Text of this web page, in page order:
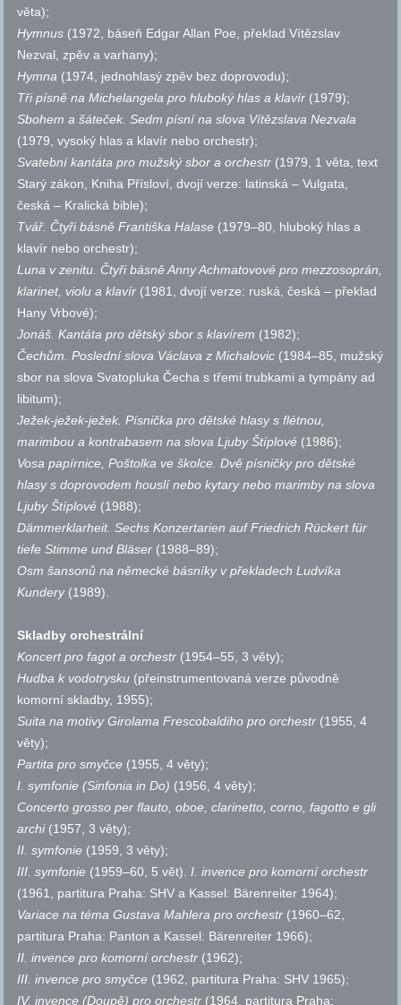
věta);
Hymnus (1972, báseň Edgar Allan Poe, překlad Vítězslav
Nezval, zpěv a varhany);
Hymna (1974, jednohlasý zpěv bez doprovodu);
Tři písně na Michelangela pro hluboký hlas a klavír (1979);
Sbohem a šáteček. Sedm písní na slova Vítězslava Nezvala
(1979, vysoký hlas a klavír nebo orchestr);
Svatební kantáta pro mužský sbor a orchestr (1979, 1 věta, text
Starý zákon, Kniha Přísloví, dvojí verze: latinská – Vulgata,
česká – Kralická bible);
Tvář. Čtyři básně Františka Halase (1979–80, hluboký hlas a
klavír nebo orchestr);
Luna v zenitu. Čtyři básně Anny Achmatovové pro mezzosoprán,
klarinet, violu a klavír (1981, dvojí verze: ruská, česká – překlad
Hany Vrbové);
Jonáš. Kantáta pro dětský sbor s klavírem (1982);
Čechům. Poslední slova Václava z Michalovic (1984–85, mužský
sbor na slova Svatopluka Čecha s třemi trubkami a tympány ad
libitum);
Ježek-ježek-ježek. Písnička pro dětské hlasy s flétnou,
marimbou a kontrabasem na slova Ljuby Štíplové (1986);
Vosa papírnice, Poštolka ve školce. Dvě písničky pro dětské
hlasy s doprovodem houslí nebo kytary nebo marimby na slova
Ljuby Štíplové (1988);
Dämmerklarheit. Sechs Konzertarien auf Friedrich Rückert für
tiefe Stimme und Bläser (1988–89);
Osm šansonů na německé básníky v překladech Ludvíka
Kundery (1989).
Skladby orchestrální
Koncert pro fagot a orchestr (1954–55, 3 věty);
Hudba k vodotrysku (přeinstrumentovaná verze původně
komorní skladby, 1955);
Suita na motivy Girolama Frescobaldiho pro orchestr (1955, 4
věty);
Partita pro smyčce (1955, 4 věty);
I. symfonie (Sinfonia in Do) (1956, 4 věty);
Concerto grosso per flauto, oboe, clarinetto, corno, fagotto e gli
archi (1957, 3 věty);
II. symfonie (1959, 3 věty);
III. symfonie (1959–60, 5 vět). I. invence pro komorní orchestr
(1961, partitura Praha: SHV a Kassel: Bärenreiter 1964);
Variace na téma Gustava Mahlera pro orchestr (1960–62,
partitura Praha: Panton a Kassel: Bärenreiter 1966);
II. invence pro komorní orchestr (1962);
III. invence pro smyčce (1962, partitura Praha: SHV 1965);
IV. invence (Doupě) pro orchestr (1964, partitura Praha: